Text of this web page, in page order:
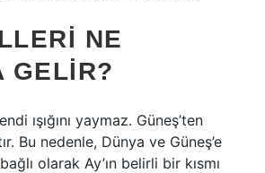
NE
GELIR?
ışığını yaymaz. Güneş’ten
Bu nedenle, Dünya ve Güneş’e
olarak Ay’ın belirli bir kısmı